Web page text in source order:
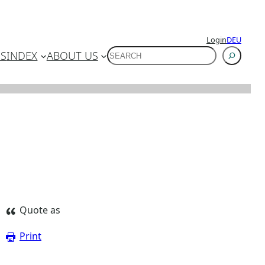
LoginDEU
INDEX ABOUT US SUCHEN
Quote as
Print